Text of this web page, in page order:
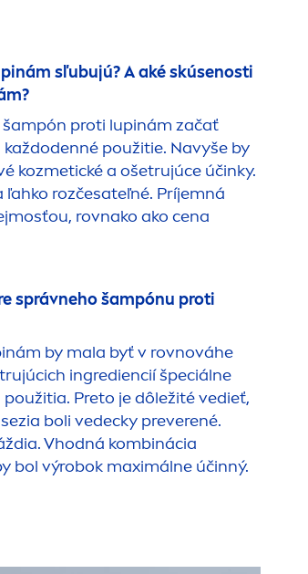
sľubujú? A aké skúsenosti
proti lupinám začať
použitie. Navyše by
kozmetické a ošetrujúce účinky.
rozčesateľné. Príjemná
rovnako ako cena
správneho šampónu proti
by mala byť v rovnováhe
ingrediencií špeciálne
Preto je dôležité vedieť,
boli vedecky preverené.
Vhodná kombinácia
bol výrobok maximálne účinný.